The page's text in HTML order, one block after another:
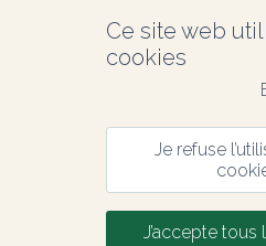
Ce site web
cookies
Je refuse
J’accepte tous